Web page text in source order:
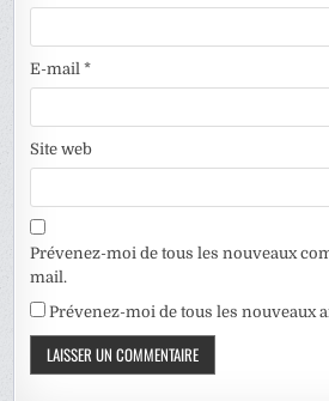
E-mail*
Site web
Prévenez-moi de tous les nouveaux
mail.
Prévenez-moi de tous les nouveaux